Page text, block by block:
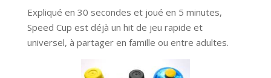
Expliqué en 30 secondes et joué en 5 minutes,
Speed Cup est déjà un hit de jeu rapide et
universel, à partager en famille ou entre adultes.